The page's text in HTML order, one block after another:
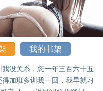
我的书架
没关系，您一年三百六十五
加班多训我一回，我早就习